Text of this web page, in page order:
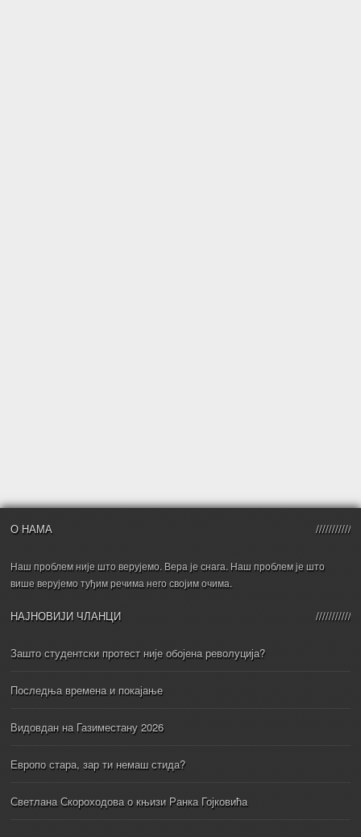
О НАМА
Наш проблем није што верујемо. Вера је снага. Наш проблем је што
више верујемо туђим речима него својим очима.
НАЈНОВИЈИ ЧЛАНЦИ
Зашто студентски протест није обојена револуција?
Последња времена и покајање
Видовдан на Газиместану 2026
Европо стара, зар ти немаш стида?
Светлана Скороходова о књизи Ранка Гојковића